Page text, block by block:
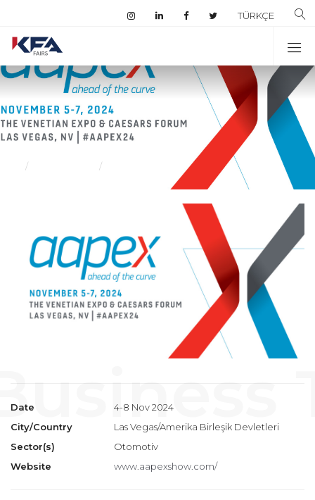
TÜRKÇE
Business Trips
Date
4-8 Nov 2024
City/Country
Las Vegas/Amerika Birleşik Devletleri
Sector(s)
Otomotiv
Website
www.aapexshow.com/